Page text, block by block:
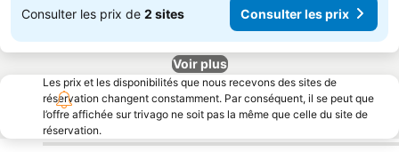
Consulter les prix de 2 sites Consulter les prix
Voir plus
Les prix et les disponibilités que nous recevons des sites de
réservation changent constamment. Par conséquent, il se peut que
l’offre affichée sur trivago ne soit pas la même que celle du site de
réservation.